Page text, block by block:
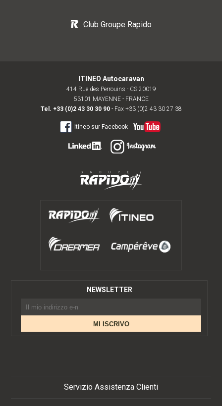
Club Groupe Rapido
ITINEO Autocaravan
414 Rue des Perrouins - CS 20019
53101 MAYENNE - FRANCE
Tel. +33 (0)2 43 30 30 90- Fax +33 (0)2 43 30 27 38
Itineo sur Facebook
NEWSLETTER
Servizio Assistenza Clienti